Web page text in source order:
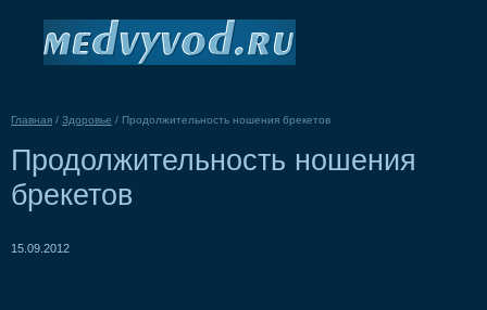
Главная / Здоровье / Продолжительность ношения брекетов
Продолжительность ношения
брекетов
15.09.2012